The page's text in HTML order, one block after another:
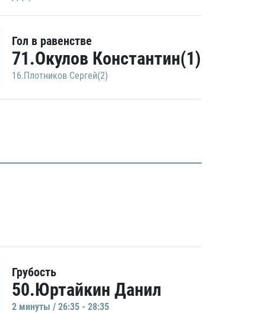
Гол в равенстве
71.Окулов Константин(1)
16.Плотников Сергей(2)
Грубость
50.Юртайкин Данил
2 минуты / 26:35 - 28:35